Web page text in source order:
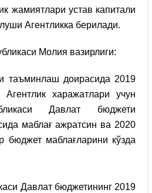
жамиятлари устав капитали
Агентликка берилади.
Молия вазирлиги:
таъминлаш доирасида 2019
Агентлик харажатлари учун
Давлат бюджети
маблағ ажратсин ва 2020
бюджет маблағларини кўзда
Давлат бюджетининг 2019